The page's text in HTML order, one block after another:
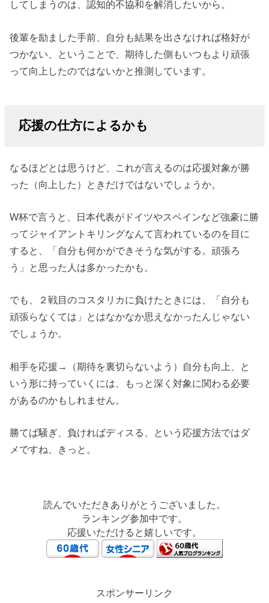
してしまうのは、認知的不協和を解消したいから。
後輩を励ました手前、自分も結果を出さなければ格好が
つかない、ということで、期待した側もいつもより頑張
って向上したのではないかと推測しています。
応援の仕方によるかも
なるほどとは思うけど、これが言えるのは応援対象が勝
った（向上した）ときだけではないでしょうか。
W杯で言うと、日本代表がドイツやスペインなど強豪に勝
ってジャイアントキリングなんて言われているのを目に
すると、「自分も何かができそうな気がする。頑張ろ
う」と思った人は多かったかも。
でも、２戦目のコスタリカに負けたときには、「自分も
頑張らなくては」とはなかなか思えなかったんじゃない
でしょうか。
相手を応援→（期待を裏切らないよう）自分も向上、と
いう形に持っていくには、もっと深く対象に関わる必要
があるのかもしれません。
勝てば騒ぎ、負ければディスる、という応援方法ではダ
メですね、きっと。
読んでいただきありがとうございました。
ランキング参加中です。
応援いただけると嬉しいです。
スポンサーリンク